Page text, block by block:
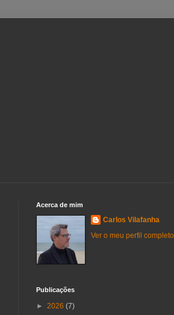
Acerca de mim
Carlos Vilafanha
Ver o meu perfil completo
Publicações
► 2026 (7)